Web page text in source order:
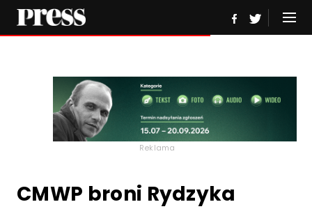
Reklama
CMWP broni Rydzyka